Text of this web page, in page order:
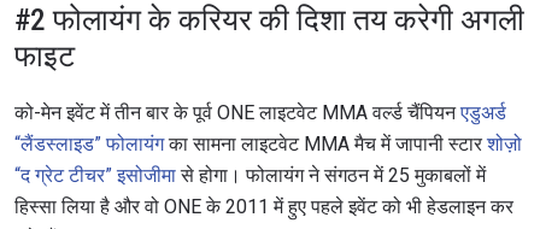
#2 फोलायंग के करियर की दिशा तय करेगी अगली
फाइट
को-मेन इवेंट में तीन बार के पूर्व ONE लाइटवेट MMA वर्ल्ड चैंपियनएडुअर्ड
“लैंडस्लाइड” फोलायंगका सामना लाइटवेट MMA मैच में जापानी स्टारशोज़ो
“द ग्रेट टीचर” इसोजीमासे होगा। फोलायंग ने संगठन में 25 मुकाबलों में
हिस्सा लिया है और वो ONE के 2011 में हुए पहले इवेंट को भी हेडलाइन कर